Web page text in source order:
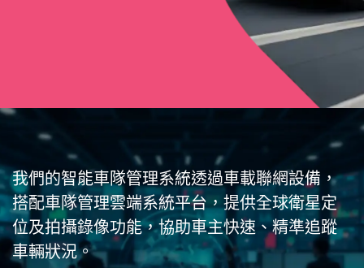
我們的智能車隊管理系統透過車載聯網設備，
搭配車隊管理雲端系統平台，提供全球衛星定
位及拍攝錄像功能，協助車主快速、精準追蹤
車輛狀況。